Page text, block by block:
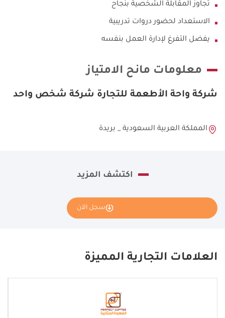
تجاوز المقابلة الشخصية بنجاح
الاستعداد لحضور دروات تدريبية
يفضل التفرغ لإدارة العمل بنفسه
معلومات مانح الامتياز
شركة واحة الأطعمة للتجارة شركة شخص واحد
المملكة العربية السعودية _ بريدة
اكتشف المزيد
سجل الآن
العلامات التجارية المميزة